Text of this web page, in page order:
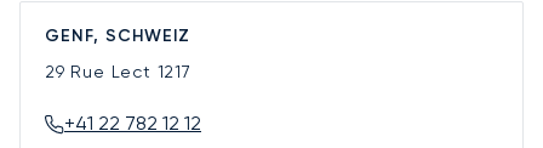
GENF, SCHWEIZ
29 Rue Lect 1217
+41 22 782 12 12